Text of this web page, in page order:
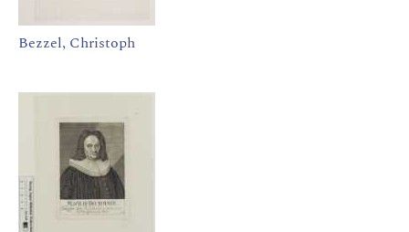
Bezzel, Christoph